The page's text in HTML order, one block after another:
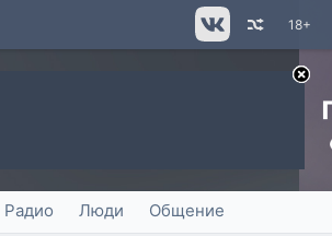
18+
Радио Люди Общение